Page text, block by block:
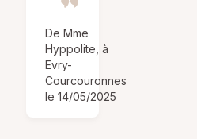
De Mme
Hyppolite, à
Evry-
Courcouronnes
le 14/05/2025